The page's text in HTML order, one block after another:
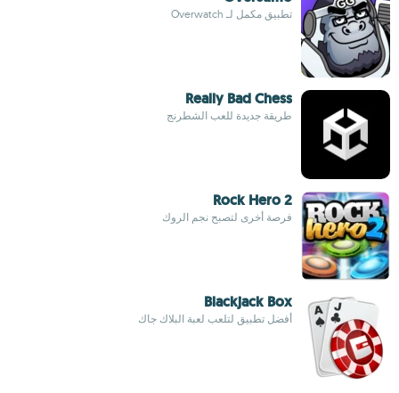
تطبيق مكمل لـ Overwatch
Really Bad Chess
طريقة جديدة للعب الشطرنج
Rock Hero 2
فرصة أخرى لتصبح نجم الروك
Blackjack Box
أفضل تطبيق لتلعب لعبة البلاك جاك